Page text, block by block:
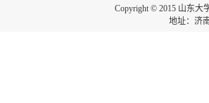
Copyright © 2015 山东大
地址：济